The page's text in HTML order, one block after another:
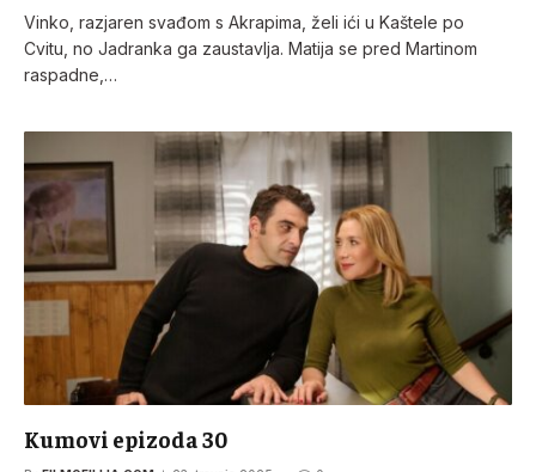
Vinko, razjaren svađom s Akrapima, želi ići u Kaštele po
Cvitu, no Jadranka ga zaustavlja. Matija se pred Martinom
raspadne,…
Kumovi epizoda 30